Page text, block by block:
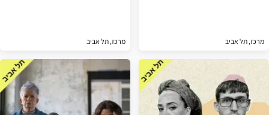
מרכז, תל אביב מרכז, תל אביב